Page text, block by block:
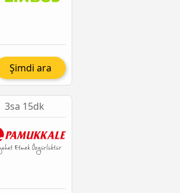
Şimdi ara
3sa 15dk